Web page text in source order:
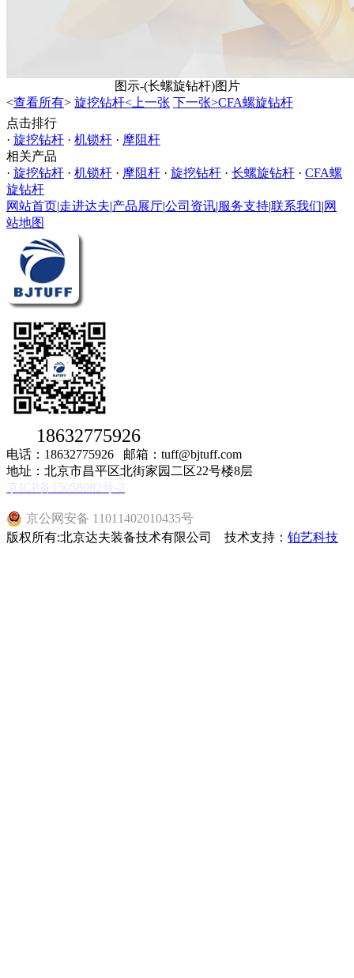
图示-(长螺旋钻杆)图片
<查看所有> 旋挖钻杆<上一张 下一张>CFA螺旋钻杆
点击排行
· 旋挖钻杆 · 机锁杆 · 摩阻杆
相关产品
· 旋挖钻杆 · 机锁杆 · 摩阻杆 · 旋挖钻杆 · 长螺旋钻杆 · CFA螺
旋钻杆
网站首页|走进达夫|产品展厅|公司资讯|服务支持|联系我们|网
站地图
18632775926
电话：18632775926 邮箱：tuff@bjtuff.com
地址：北京市昌平区北街家园二区22号楼8层
京ICP备15058082号-2
京公网安备 11011402010435号
版权所有:北京达夫装备技术有限公司 技术支持： 铂艺科技